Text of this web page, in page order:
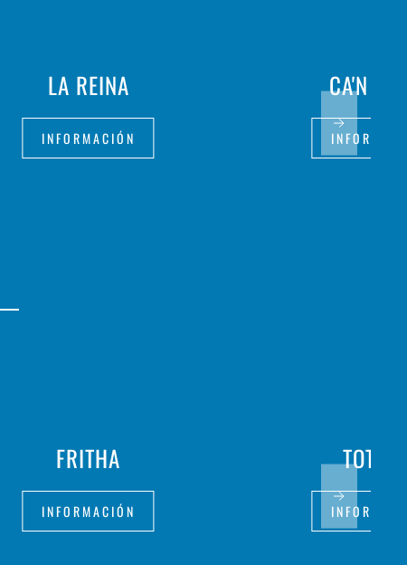
LA REINA
INFORMACIÓN
CA'N
FRITHA
INFORMACIÓN
TOT